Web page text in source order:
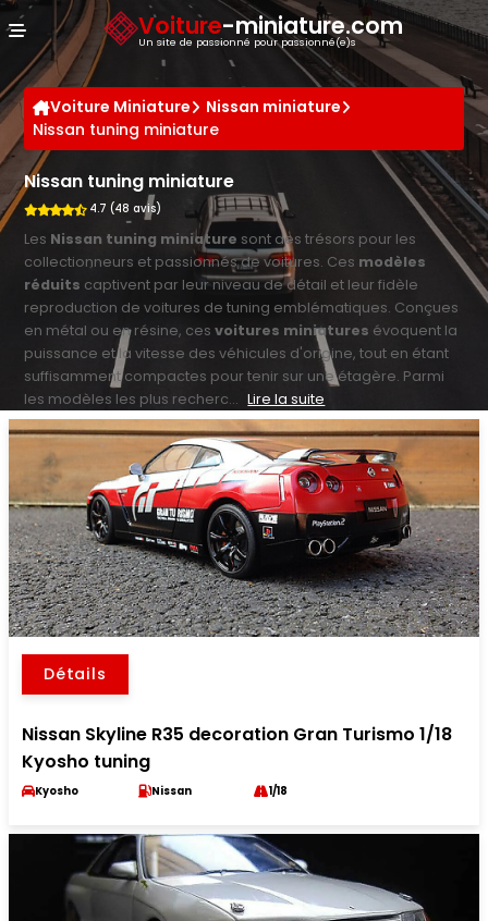
Voiture-miniature.com
Un site de passionné pour passionné(e)s
Voiture Miniature
Nissan miniature
Nissan tuning miniature
Nissan tuning miniature
4.7 (48 avis)
Les Nissan tuning miniature sont des trésors pour les
collectionneurs et passionnés de voitures. Ces modèles
réduits captivent par leur niveau de détail et leur fidèle
reproduction de voitures de tuning emblématiques. Conçues
en métal ou en résine, cesvoitures miniatures évoquent la
puissance et la vitesse des véhicules d'origine, tout en étant
suffisamment compactes pour tenir sur une étagère. Parmi
les modèles les plus recherc... Lire la suite
Détails
Nissan Skyline R35 decoration Gran Turismo 1/18
Kyosho tuning
Kyosho Nissan 1/18
Panneau de gestion des cookies